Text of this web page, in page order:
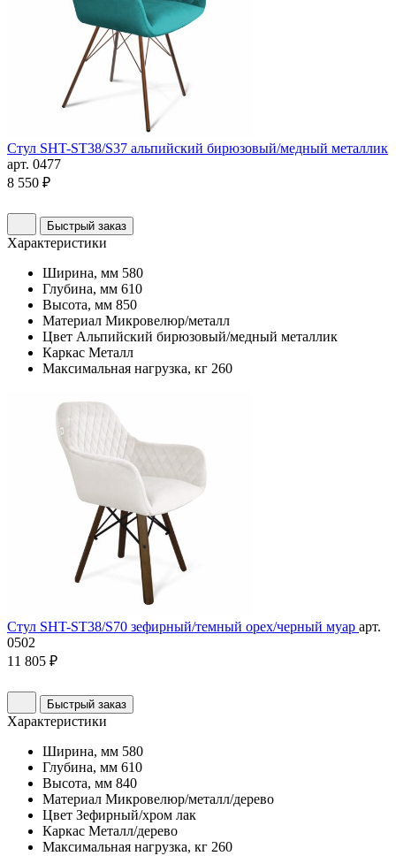
Стул SHT-ST38/S37 альпийский бирюзовый/медный металлик
арт. 0477
8 550 ₽
Быстрый заказ
Характеристики
Ширина, мм 580
Глубина, мм 610
Высота, мм 850
Материал Микровелюр/металл
Цвет Альпийский бирюзовый/медный металлик
Каркас Металл
Максимальная нагрузка, кг 260
Стул SHT-ST38/S70 зефирный/темный орех/черный муар арт.
0502
11 805 ₽
Быстрый заказ
Характеристики
Ширина, мм 580
Глубина, мм 610
Высота, мм 840
Материал Микровелюр/металл/дерево
Цвет Зефирный/хром лак
Каркас Металл/дерево
Максимальная нагрузка, кг 260